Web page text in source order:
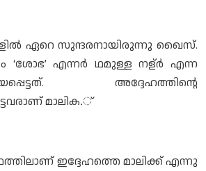
ഏറെ സുന്ദരനായിരുന്നു ഖൈസ്.
‘ശോഭ’ എന്നര്‍ ഥമുള്ള നള്ര്‍ എന്ന
അദ്ദേഹത്തിന്റെ
മാലിക.്
ഇദ്ദേഹത്തെ മാലിക്ക് എന്നു